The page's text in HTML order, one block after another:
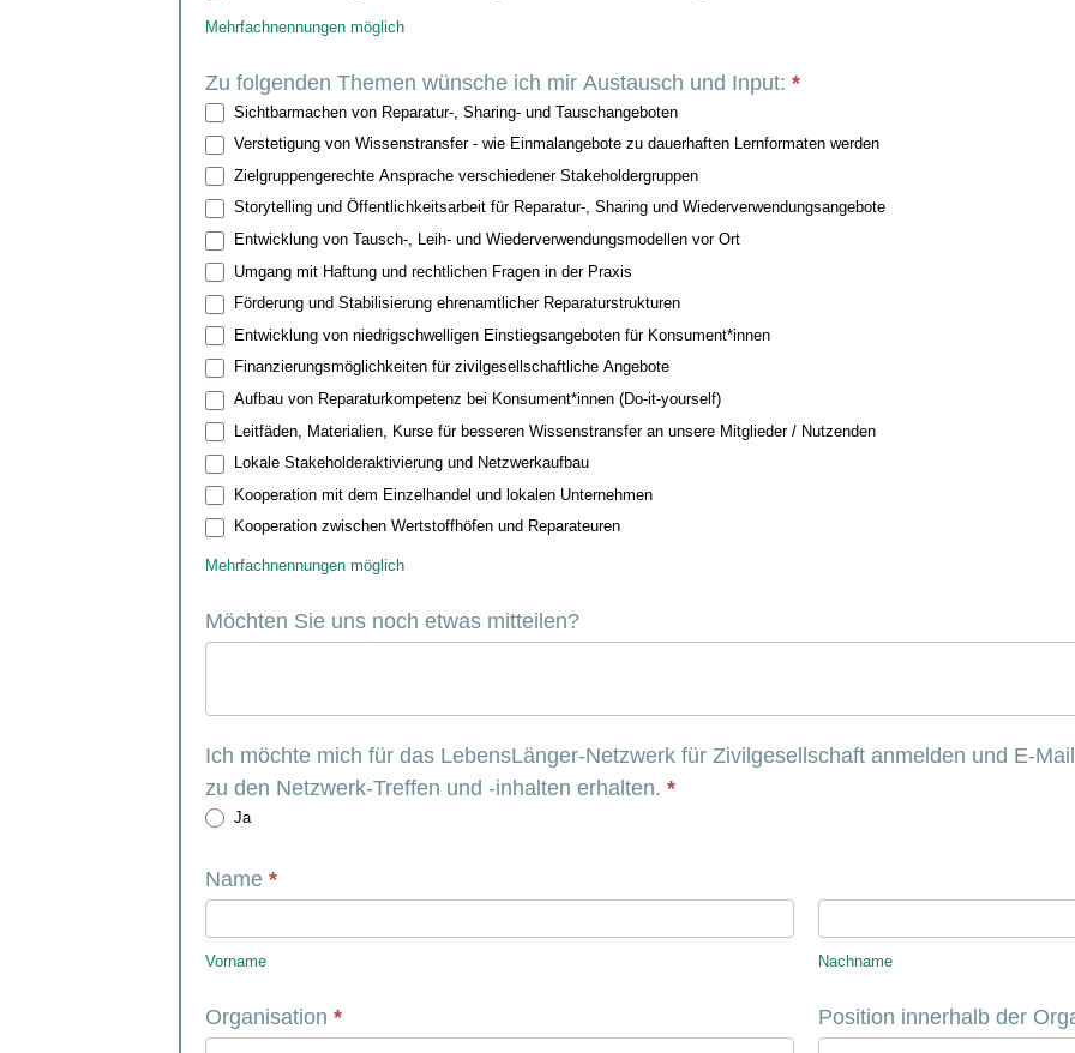
Mehrfachnennungen möglich
Zu folgenden Themen wünsche ich mir Austausch und Input:*
Sichtbarmachen von Reparatur-, Sharing- und Tauschangeboten
Verstetigung von Wissenstransfer - wie Einmalangebote zu dauerhaften Lernformaten werden
Zielgruppengerechte Ansprache verschiedener Stakeholdergruppen
Storytelling und Öffentlichkeitsarbeit für Reparatur-, Sharing und Wiederverwendungsangebote
Entwicklung von Tausch-, Leih- und Wiederverwendungsmodellen vor Ort
Umgang mit Haftung und rechtlichen Fragen in der Praxis
Förderung und Stabilisierung ehrenamtlicher Reparaturstrukturen
Entwicklung von niedrigschwelligen Einstiegsangeboten für Konsument*innen
Finanzierungsmöglichkeiten für zivilgesellschaftliche Angebote
Aufbau von Reparaturkompetenz bei Konsument*innen (Do-it-yourself)
Leitfäden, Materialien, Kurse für besseren Wissenstransfer an unsere Mitglieder / Nutzenden
Lokale Stakeholderaktivierung und Netzwerkaufbau
Kooperation mit dem Einzelhandel und lokalen Unternehmen
Kooperation zwischen Wertstoffhöfen und Reparateuren
Mehrfachnennungen möglich
Möchten Sie uns noch etwas mitteilen?
Ich möchte mich für das LebensLänger-Netzwerk für Zivilgesellschaft anmelden und E-
zu den Netzwerk-Treffen und -inhalten erhalten.*
Ja
Name*
Vorname Nachname
Organisation* Position innerhalb der